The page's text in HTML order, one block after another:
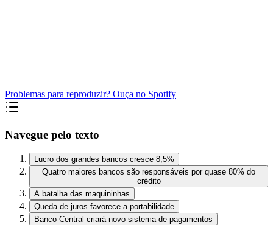
Problemas para reproduzir? Ouça no Spotify
Navegue pelo texto
Lucro dos grandes bancos cresce 8,5%
Quatro maiores bancos são responsáveis por quase 80% do
crédito
A batalha das maquininhas
Queda de juros favorece a portabilidade
Banco Central criará novo sistema de pagamentos